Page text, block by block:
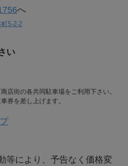
へ
5-2-2
い
店街の各共同駐車場をご利用下さい。
券を差し上げます。
等により、予告なく価格変